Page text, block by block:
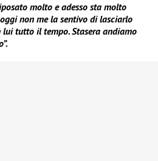
molto e adesso sta molto
non me la sentivo di lasciarlo
tutto il tempo. Stasera andiamo